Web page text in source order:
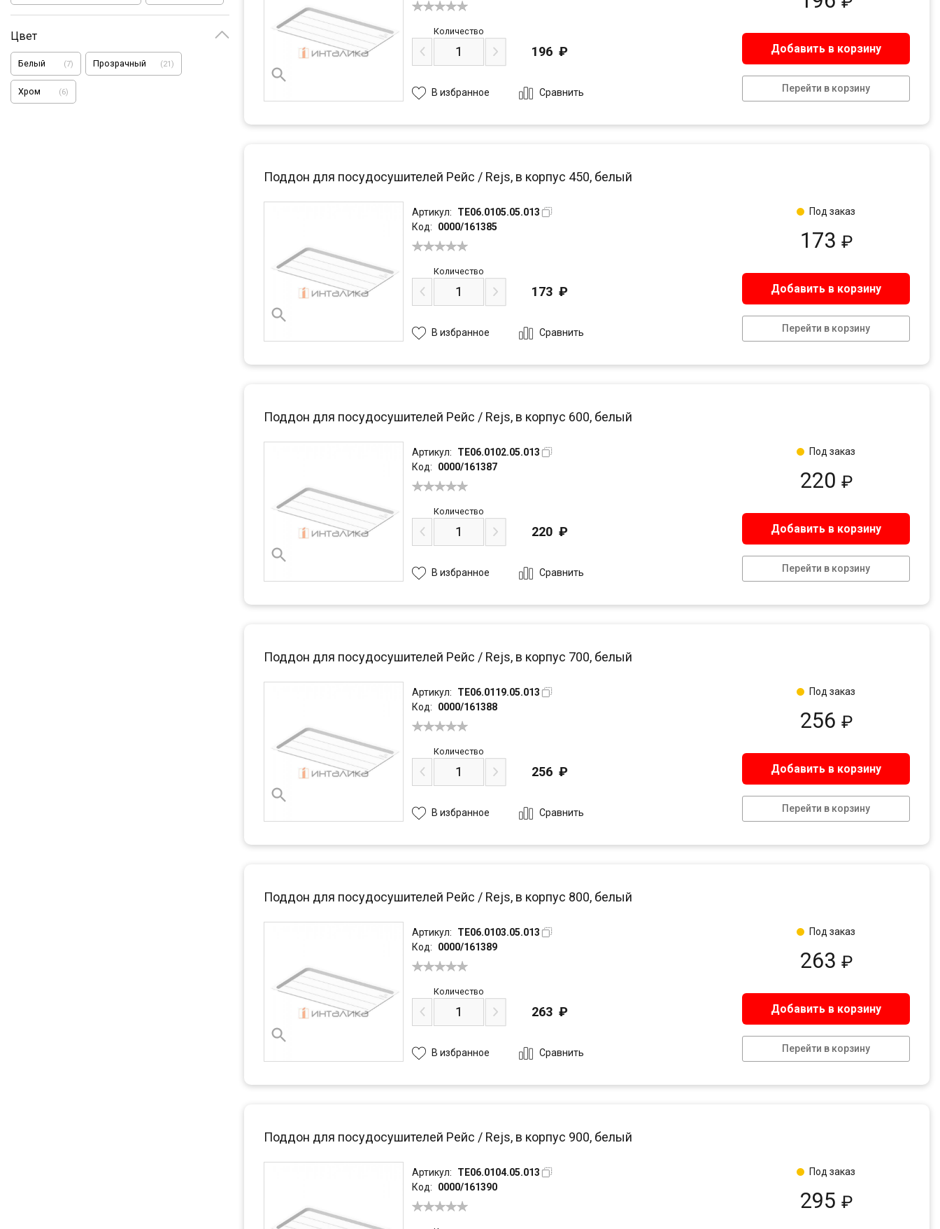
Цвет
Белый (7) Прозрачный (21)
Хром (6)
Количество
196 ₽ Добавить в корзину
Перейти в корзину
В избранное Сравнить
Поддон для посудосушителей Рейс / Rejs, в корпус 450, белый
Артикул:
TE06.0105.05.013
Код:
0000/161385
173 ₽
Количество
173 ₽ Добавить в корзину
Перейти в корзину
В избранное Сравнить
Под заказ
Поддон для посудосушителей Рейс / Rejs, в корпус 600, белый
Артикул:
TE06.0102.05.013
Код:
0000/161387
220 ₽
Количество
220 ₽ Добавить в корзину
Перейти в корзину
В избранное Сравнить
Под заказ
Поддон для посудосушителей Рейс / Rejs, в корпус 700, белый
Артикул:
TE06.0119.05.013
Код:
0000/161388
256 ₽
Количество
256 ₽ Добавить в корзину
Перейти в корзину
В избранное Сравнить
Под заказ
Поддон для посудосушителей Рейс / Rejs, в корпус 800, белый
Артикул:
TE06.0103.05.013
Код:
0000/161389
263 ₽
Количество
263 ₽ Добавить в корзину
Перейти в корзину
В избранное Сравнить
Под заказ
Поддон для посудосушителей Рейс / Rejs, в корпус 900, белый
Артикул:
TE06.0104.05.013
Код:
0000/161390
295 ₽
Под заказ